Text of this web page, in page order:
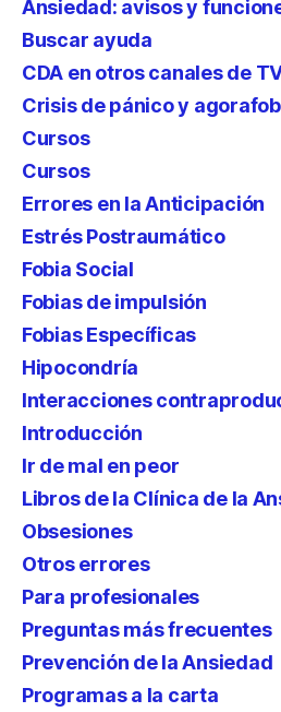
Ansiedad: avisos y
Buscar ayuda
CDA en otros canales de
Crisis de pánico y
Cursos
Cursos
Errores en la Anticipación
Estrés Postraumático
Fobia Social
Fobias de impulsión
Fobias Específicas
Hipocondría
Interacciones
Introducción
Ir de mal en peor
Libros de la Clínica de la
Obsesiones
Otros errores
Para profesionales
Preguntas más frecuentes
Prevención de la Ansiedad
Programas a la carta